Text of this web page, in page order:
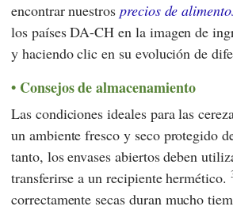
encontrar nuestros precios de
los países DA-CH en la imagen de
y haciendo clic en su evolución de
Consejos de almacenamiento
Las condiciones ideales para las
un ambiente fresco y seco protegido
tanto, los envases abiertos deben
transferirse a un recipiente hermético.
correctamente secas duran mucho